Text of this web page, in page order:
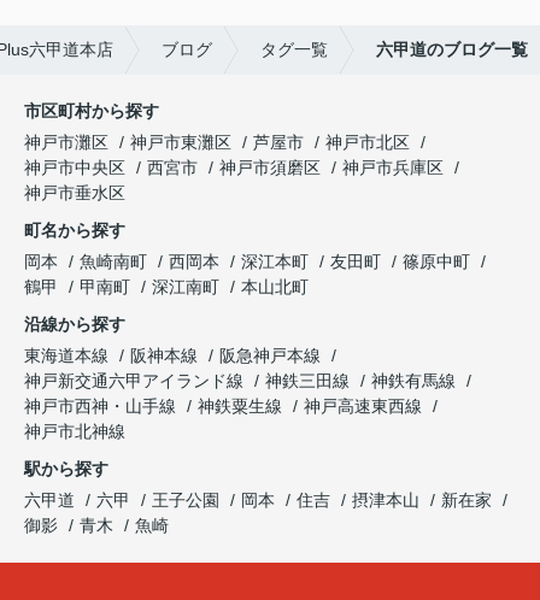
六甲道本店 ブログ タグ一覧 六甲道のブログ一覧
市区町村から探す
神戸市灘区
神戸市東灘区 芦屋市
神戸市北区
神戸市中央区
西宮市 神戸市須磨区
神戸市兵庫区
神戸市垂水区
町名から探す
岡本
魚崎南町 西岡本 深江本町 友田町
篠原中町
鶴甲
甲南町 深江南町
本山北町
沿線から探す
東海道本線
阪神本線
阪急神戸本線
神戸新交通六甲アイランド線
神鉄三田線
神鉄有馬線
神戸市西神・山手線
神鉄粟生線
神戸高速東西線
神戸市北神線
駅から探す
六甲道
六甲 王子公園 岡本 住吉 摂津本山
新在家
御影
青木 魚崎